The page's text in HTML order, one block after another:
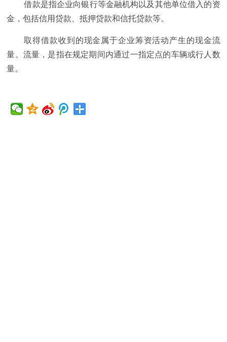
借款是指企业向银行等金融机构以及其他单位借入的资
金，包括信用贷款、抵押贷款和信托贷款等。
取得借款收到的现金属于企业筹资活动产生的现金流
量。流量，是指在规定期间内通过一指定点的车辆或行人数
量。